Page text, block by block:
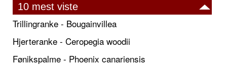
10 mest viste
Trillingranke - Bougainvillea
Hjerteranke - Ceropegia woodii
Fønikspalme - Phoenix canariensis